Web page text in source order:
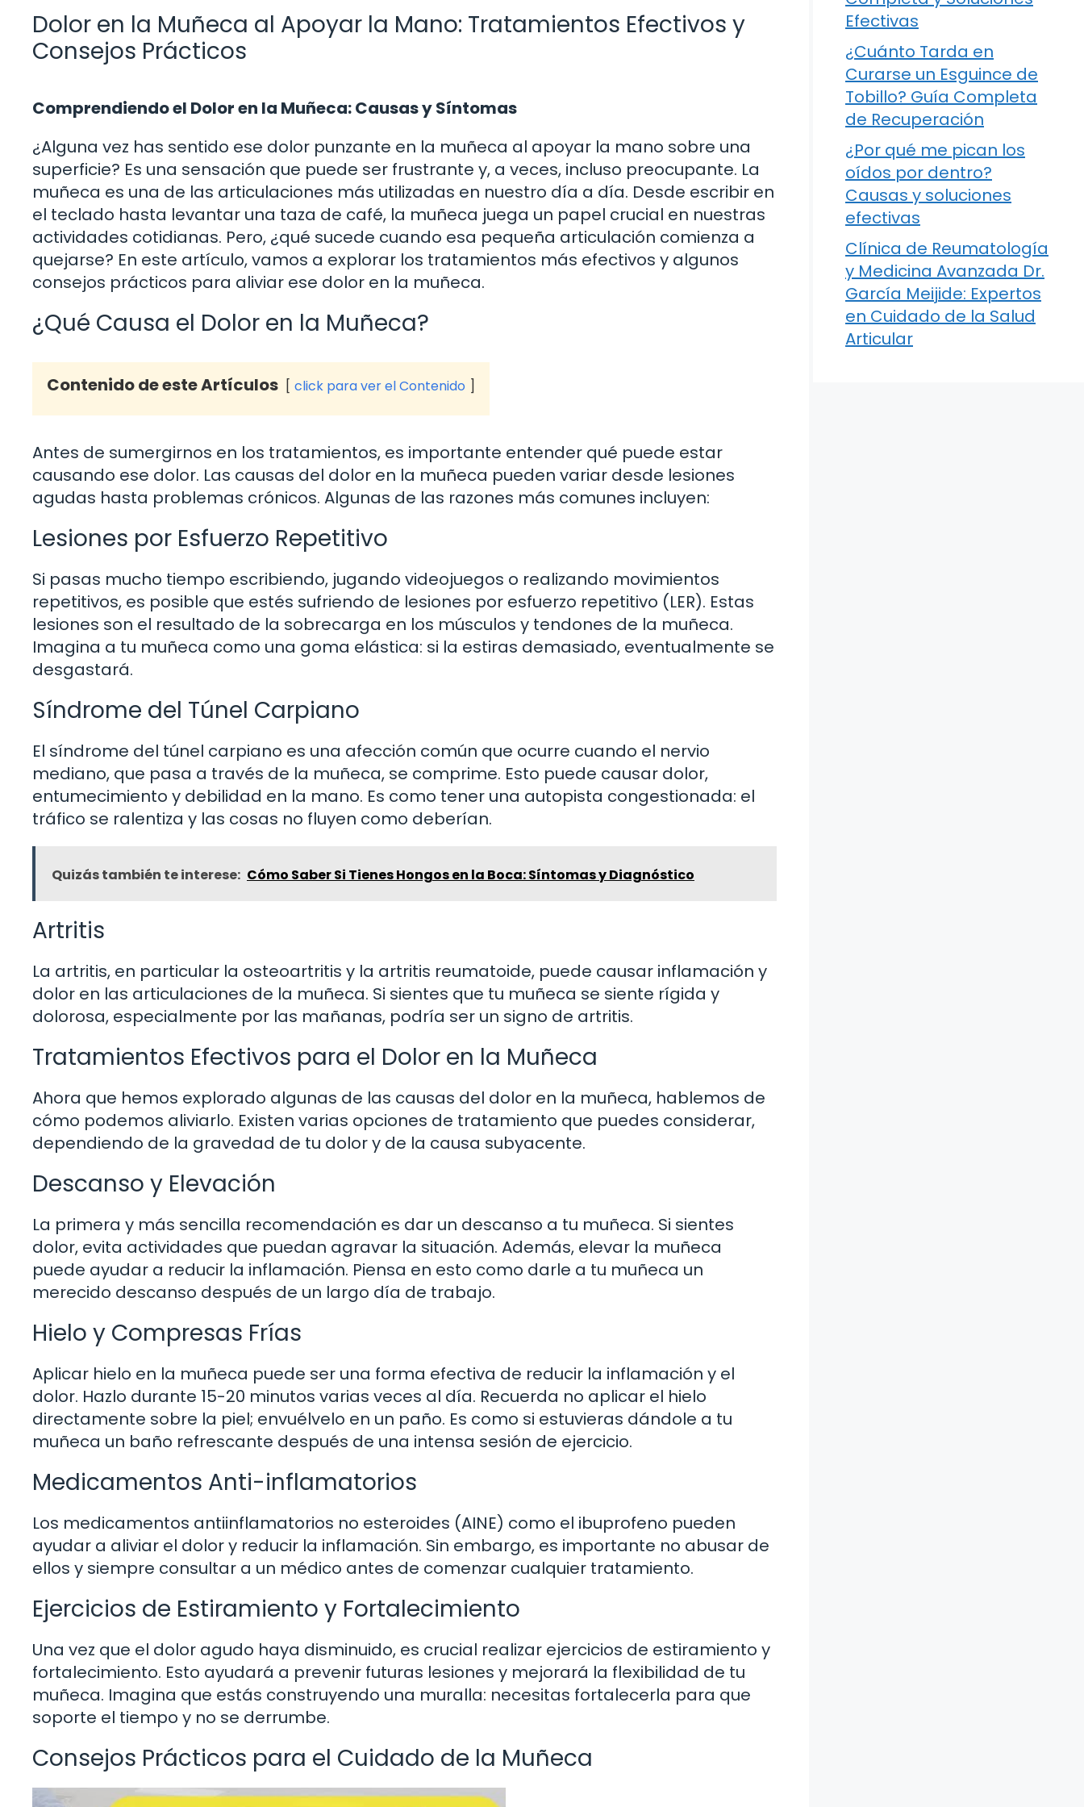
Dolor en la Muñeca al Apoyar la Mano: Tratamientos Efectivos y
Consejos Prácticos
Comprendiendo el Dolor en la Muñeca: Causas y Síntomas
¿Alguna vez has sentido ese dolor punzante en la muñeca al apoyar la mano sobre una
superficie? Es una sensación que puede ser frustrante y, a veces, incluso preocupante. La
muñeca es una de las articulaciones más utilizadas en nuestro día a día. Desde escribir en
el teclado hasta levantar una taza de café, la muñeca juega un papel crucial en nuestras
actividades cotidianas. Pero, ¿qué sucede cuando esa pequeña articulación comienza a
quejarse? En este artículo, vamos a explorar los tratamientos más efectivos y algunos
consejos prácticos para aliviar ese dolor en la muñeca.
¿Qué Causa el Dolor en la Muñeca?
Contenido de este Artículos click para ver el Contenido
Antes de sumergirnos en los tratamientos, es importante entender qué puede estar
causando ese dolor. Las causas del dolor en la muñeca pueden variar desde lesiones
agudas hasta problemas crónicos. Algunas de las razones más comunes incluyen:
Lesiones por Esfuerzo Repetitivo
Si pasas mucho tiempo escribiendo, jugando videojuegos o realizando movimientos
repetitivos, es posible que estés sufriendo de lesiones por esfuerzo repetitivo (LER). Estas
lesiones son el resultado de la sobrecarga en los músculos y tendones de la muñeca.
Imagina a tu muñeca como una goma elástica: si la estiras demasiado, eventualmente se
desgastará.
Síndrome del Túnel Carpiano
El síndrome del túnel carpiano es una afección común que ocurre cuando el nervio
mediano, que pasa a través de la muñeca, se comprime. Esto puede causar dolor,
entumecimiento y debilidad en la mano. Es como tener una autopista congestionada: el
tráfico se ralentiza y las cosas no fluyen como deberían.
Quizás también te interese: Cómo Saber Si Tienes Hongos en la Boca: Síntomas y Diagnóstico
Artritis
La artritis, en particular la osteoartritis y la artritis reumatoide, puede causar inflamación y
dolor en las articulaciones de la muñeca. Si sientes que tu muñeca se siente rígida y
dolorosa, especialmente por las mañanas, podría ser un signo de artritis.
Tratamientos Efectivos para el Dolor en la Muñeca
Ahora que hemos explorado algunas de las causas del dolor en la muñeca, hablemos de
cómo podemos aliviarlo. Existen varias opciones de tratamiento que puedes considerar,
dependiendo de la gravedad de tu dolor y de la causa subyacente.
Descanso y Elevación
La primera y más sencilla recomendación es dar un descanso a tu muñeca. Si sientes
dolor, evita actividades que puedan agravar la situación. Además, elevar la muñeca
puede ayudar a reducir la inflamación. Piensa en esto como darle a tu muñeca un
merecido descanso después de un largo día de trabajo.
Hielo y Compresas Frías
Aplicar hielo en la muñeca puede ser una forma efectiva de reducir la inflamación y el
dolor. Hazlo durante 15-20 minutos varias veces al día. Recuerda no aplicar el hielo
directamente sobre la piel; envuélvelo en un paño. Es como si estuvieras dándole a tu
muñeca un baño refrescante después de una intensa sesión de ejercicio.
Medicamentos Anti-inflamatorios
Los medicamentos antiinflamatorios no esteroides (AINE) como el ibuprofeno pueden
ayudar a aliviar el dolor y reducir la inflamación. Sin embargo, es importante no abusar de
ellos y siempre consultar a un médico antes de comenzar cualquier tratamiento.
Ejercicios de Estiramiento y Fortalecimiento
Una vez que el dolor agudo haya disminuido, es crucial realizar ejercicios de estiramiento y
fortalecimiento. Esto ayudará a prevenir futuras lesiones y mejorará la flexibilidad de tu
muñeca. Imagina que estás construyendo una muralla: necesitas fortalecerla para que
soporte el tiempo y no se derrumbe.
Consejos Prácticos para el Cuidado de la Muñeca
Efectivas
¿Cuánto Tarda en
Curarse un Esguince de
Tobillo? Guía Completa
de Recuperación
¿Por qué me pican los
oídos por dentro?
Causas y soluciones
efectivas
Clínica de Reumatología
y Medicina Avanzada Dr.
García Meijide: Expertos
en Cuidado de la Salud
Articular